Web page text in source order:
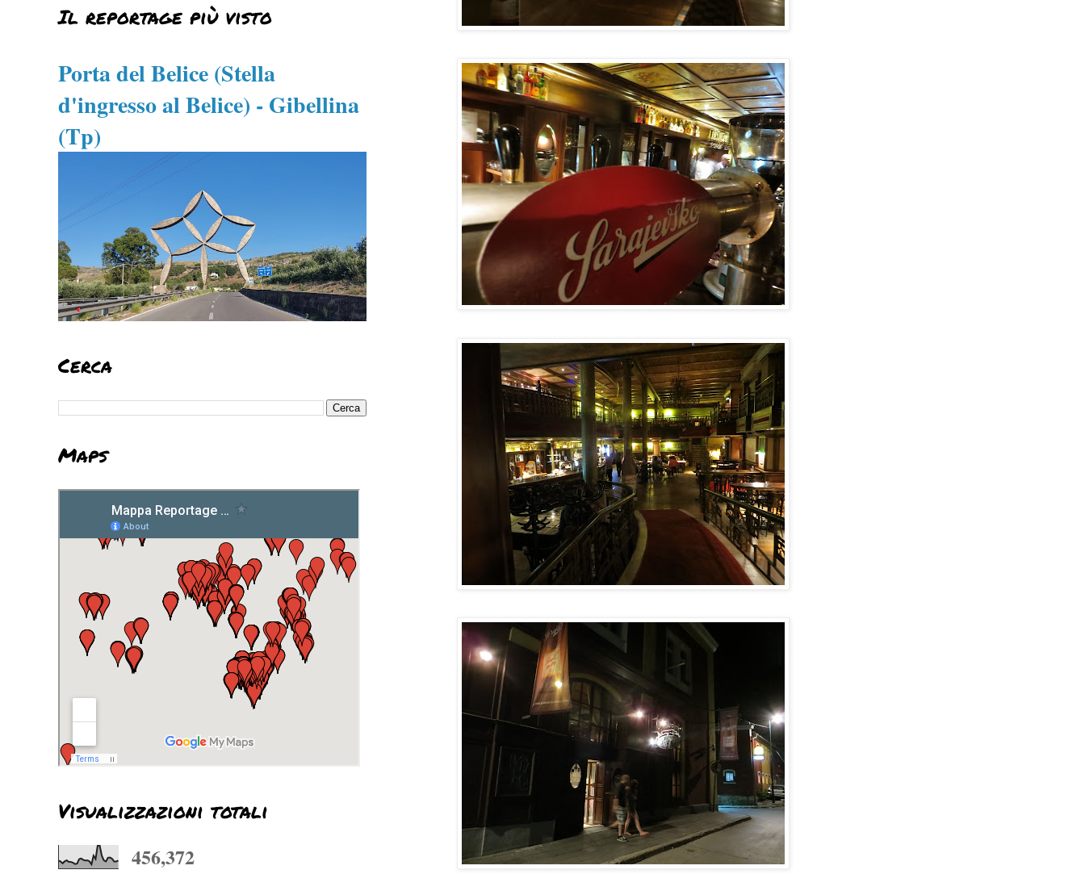
Il reportage più visto
Porta del Belice (Stella
d'ingresso al Belice) - Gibellina
(Tp)
Cerca
Maps
Visualizzazioni totali
456,372